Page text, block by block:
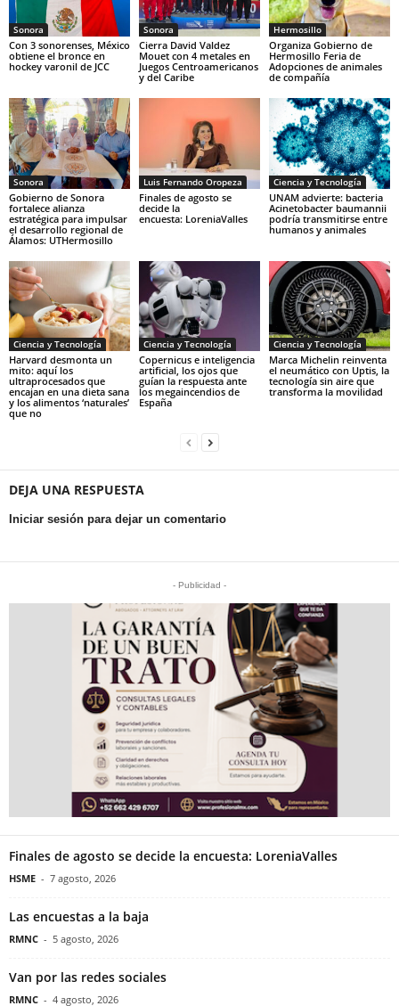
Sonora
Con 3 sonorenses, México
obtiene el bronce en
hockey varonil de JCC
Sonora
Cierra David Valdez
Mouet con 4 metales en
Juegos Centroamericanos
y del Caribe
Hermosillo
Organiza Gobierno de
Hermosillo Feria de
Adopciones de animales
de compañía
Sonora
Gobierno de Sonora
fortalece alianza
estratégica para impulsar
el desarrollo regional de
Álamos: UTHermosillo
Luis Fernando Oropeza
Finales de agosto se
decide la
encuesta: LoreniaValles
Ciencia y Tecnología
UNAM advierte: bacteria
Acinetobacter baumannii
podría transmitirse entre
humanos y animales
Ciencia y Tecnología
Harvard desmonta un
mito: aquí los
ultraprocesados que
encajan en una dieta sana
y los alimentos ‘naturales’
que no
Ciencia y Tecnología
Copernicus e inteligencia
artificial, los ojos que
guían la respuesta ante
los megaincendios de
España
Ciencia y Tecnología
Marca Michelin reinventa
el neumático con Uptis, la
tecnología sin aire que
transforma la movilidad
DEJA UNA RESPUESTA
Iniciar sesión para dejar un comentario
- Publicidad -
Finales de agosto se decide la encuesta: LoreniaValles
HSME - 7 agosto, 2026
Las encuestas a la baja
RMNC - 5 agosto, 2026
Van por las redes sociales
RMNC - 4 agosto, 2026